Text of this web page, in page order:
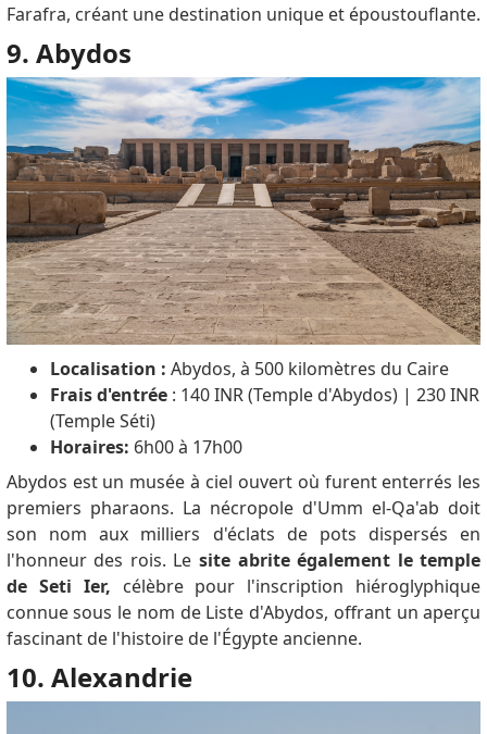
Farafra, créant une destination unique et époustouflante.
9. Abydos
Localisation : Abydos, à 500 kilomètres du Caire
Frais d'entrée: 140 INR (Temple d'Abydos) | 230 INR
(Temple Séti)
Horaires: 6h00 à 17h00
Abydos est un musée à ciel ouvert où furent enterrés les
premiers pharaons. La nécropole d'Umm el-Qa'ab doit
son nom aux milliers d'éclats de pots dispersés en
l'honneur des rois. Le site abrite également le temple
de Seti Ier, célèbre pour l'inscription hiéroglyphique
connue sous le nom de Liste d'Abydos, offrant un aperçu
fascinant de l'histoire de l'Égypte ancienne.
10. Alexandrie